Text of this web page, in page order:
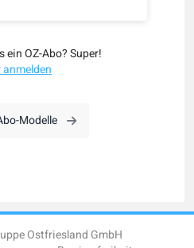
ein OZ-Abo? Super!
anmelden
Modelle
Ostfriesland GmbH